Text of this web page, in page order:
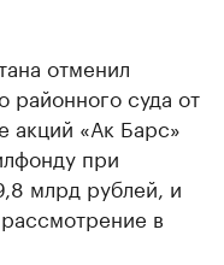
отменил
районного суда от
акций «Ак Барс»
при
млрд рублей, и
в